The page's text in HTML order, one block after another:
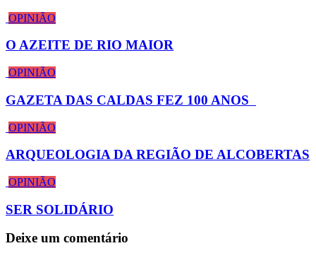
OPINIÃO
O AZEITE DE RIO MAIOR
OPINIÃO
GAZETA DAS CALDAS FEZ 100 ANOS
OPINIÃO
ARQUEOLOGIA DA REGIÃO DE ALCOBERTAS
OPINIÃO
SER SOLIDÁRIO
Deixe um comentário